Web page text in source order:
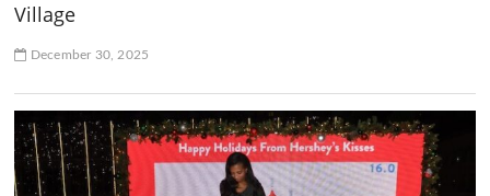
Village
December 30, 2025